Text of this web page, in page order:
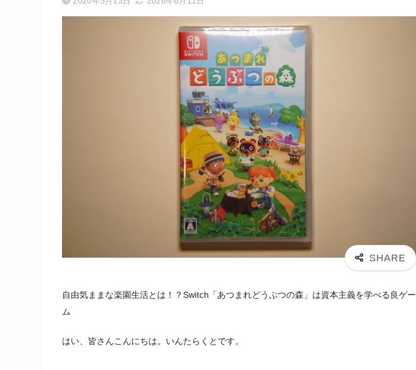
自由気ままな楽園生活とは！？Switch「あつまれどうぶつの森」は資本主義を学べる良ゲー
ム
はい、皆さんこんにちは。いんたらくとです。